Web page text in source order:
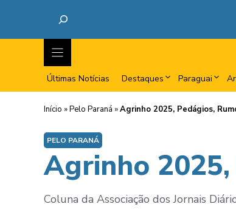
Últimas Notícias Destaques Paraguai
Início »Pelo Paraná »Agrinho 2025, Pedágios,
PELO PARANÁ
Agrinho 2025,
Coluna da Associação dos Jornais